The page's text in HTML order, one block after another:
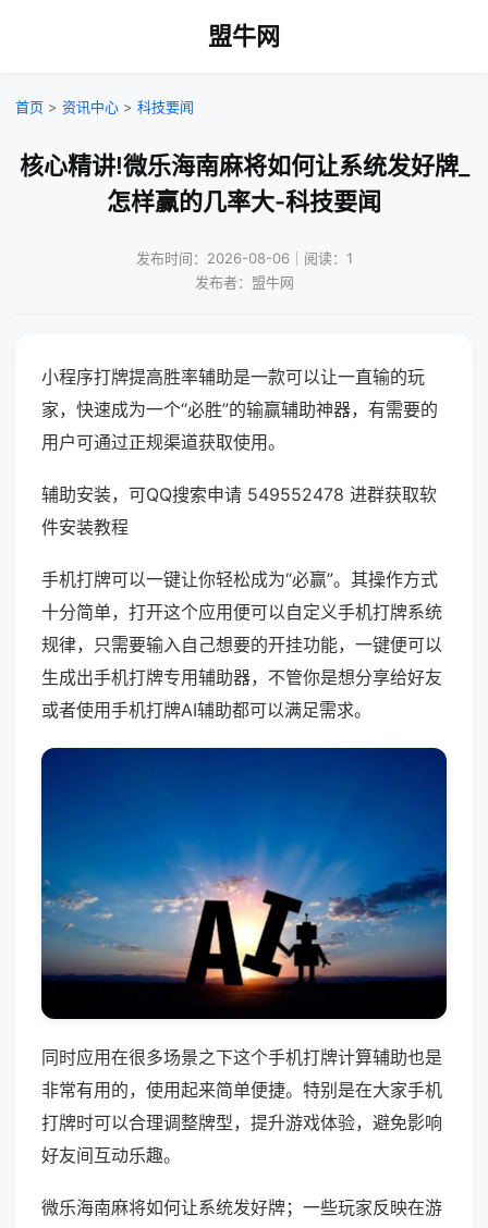
盟牛网
首页 > 资讯中心 > 科技要闻
核心精讲!微乐海南麻将如何让系统发好牌_
怎样赢的几率大-科技要闻
发布时间：2026-08-06｜阅读：1
发布者：盟牛网
小程序打牌提高胜率辅助是一款可以让一直输的玩
家，快速成为一个“必胜”的输赢辅助神器，有需要的
用户可通过正规渠道获取使用。
辅助安装，可QQ搜索申请 549552478 进群获取软
件安装教程
手机打牌可以一键让你轻松成为“必赢”。其操作方式
十分简单，打开这个应用便可以自定义手机打牌系统
规律，只需要输入自己想要的开挂功能，一键便可以
生成出手机打牌专用辅助器，不管你是想分享给好友
或者使用手机打牌AI辅助都可以满足需求。
同时应用在很多场景之下这个手机打牌计算辅助也是
非常有用的，使用起来简单便捷。特别是在大家手机
打牌时可以合理调整牌型，提升游戏体验，避免影响
好友间互动乐趣。
微乐海南麻将如何让系统发好牌；一些玩家反映在游